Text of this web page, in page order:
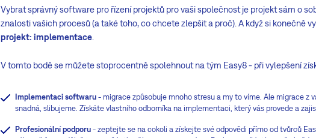
Vybrat správný software pro řízení projektů pro vaši společnost je projekt sám o
znalosti vašich procesů (a také toho, co chcete zlepšit a proč). A když si konečně
projekt: implementace.
V tomto bodě se můžete stoprocentně spolehnout na tým Easy8 - při vylepšení
Implementaci softwaru - migrace způsobuje mnoho stresu a my to víme. Ale migrace z
snadná, slibujeme. Získáte vlastního odborníka na implementaci, který vás provede a
Profesionální podporu - zeptejte se na cokoli a získejte své odpovědi přímo od tvůrců